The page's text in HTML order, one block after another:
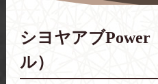
シヨヤアブPower
ル）